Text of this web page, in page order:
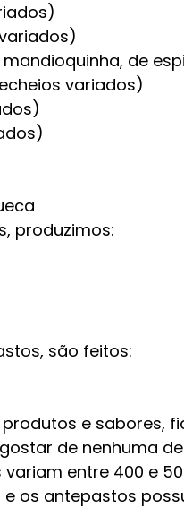
de
variados)
, produzimos:
são feitos:
e sabores,
de nenhuma
entre 400 e
os antepastos